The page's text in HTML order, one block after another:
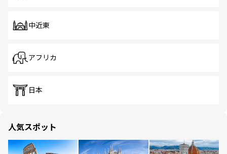
中近東
アフリカ
日本
人気スポット